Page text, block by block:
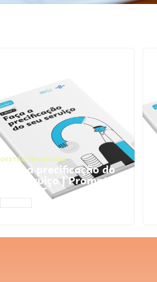
GESTÃO FINANCEIRA
Faça a precificação do
seu serviço | Prompts
ChatGPT